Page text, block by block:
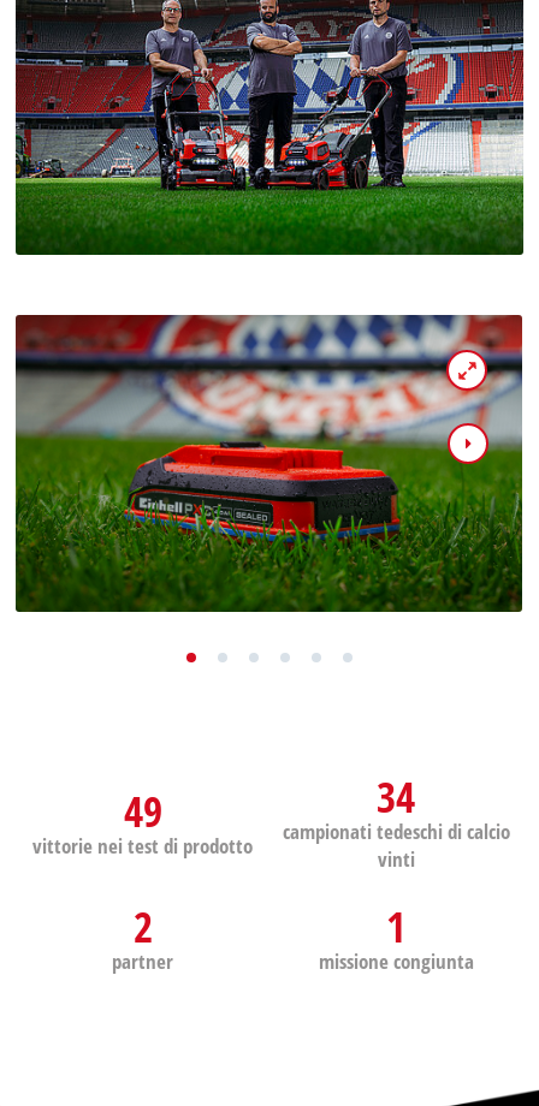
49
vittorie nei test di prodotto
34
campionati tedeschi di calcio
vinti
2
partner
1
missione congiunta